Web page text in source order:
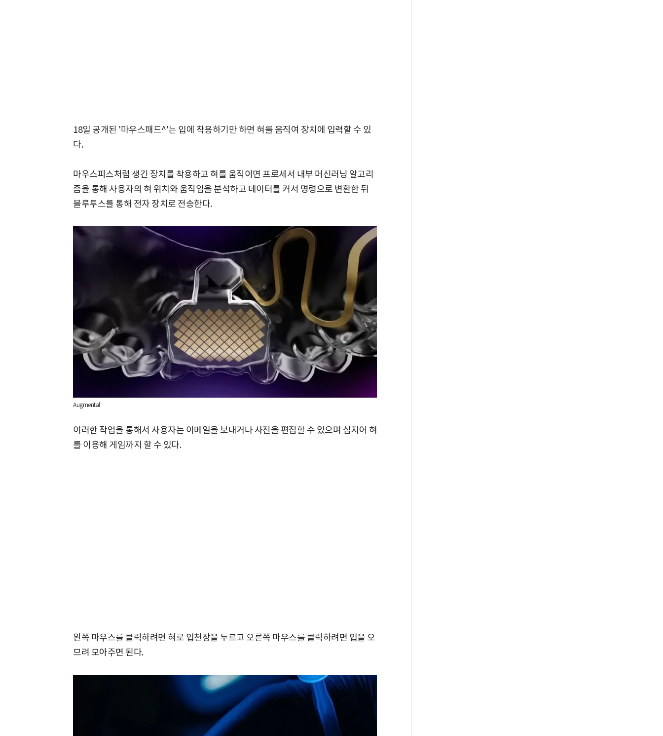
18일 공개된 '마우스패드^'는 입에 착용하기만 하면 혀를 움직여 장치에 입력할 수 있
다.
마우스피스처럼 생긴 장치를 착용하고 혀를 움직이면 프로세서 내부 머신러닝 알고리
즘을 통해 사용자의 혀 위치와 움직임을 분석하고 데이터를 커서 명령으로 변환한 뒤
블루투스를 통해 전자 장치로 전송한다.
Augmental
이러한 작업을 통해서 사용자는 이메일을 보내거나 사진을 편집할 수 있으며 심지어 혀
를 이용해 게임까지 할 수 있다.
왼쪽 마우스를 클릭하려면 혀로 입천장을 누르고 오른쪽 마우스를 클릭하려면 입을 오
므려 모아주면 된다.